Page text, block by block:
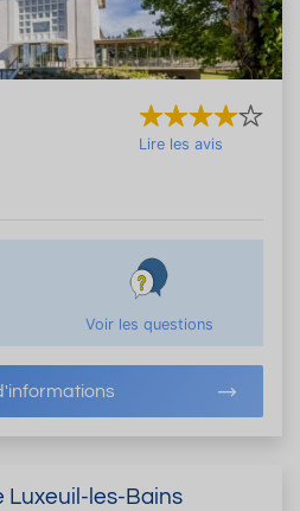
Lire les avis
Voir les questions
Luxeuil-les-Bains